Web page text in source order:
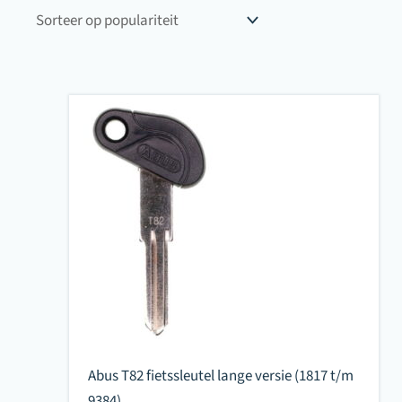
populariteit
Abus T82 fietssleutel lange versie (1817 t/m